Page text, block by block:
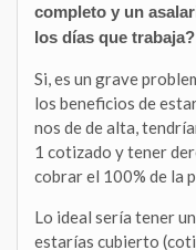
completo y un
los días que trabaja?
Si, es un grave
los beneficios de
nos de de alta,
1 cotizado y tener
cobrar el 100% de la
Lo ideal sería tener
estarías cubierto